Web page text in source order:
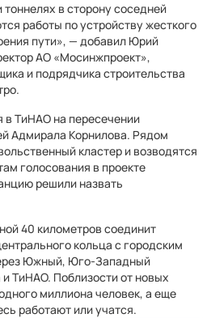
в сторону соседней
работы по устройству жесткого
пути», — добавил Юрий
АО «Мосинжпроект»,
и подрядчика строительства
в ТиНАО на пересечении
Адмирала Корнилова. Рядом
кластер и возводятся
голосования в проекте
решили назвать
40 километров соединит
кольца с городским
Южный, Юго-Западный
ТиНАО. Поблизости от новых
миллиона человек, а еще
работают или учатся.